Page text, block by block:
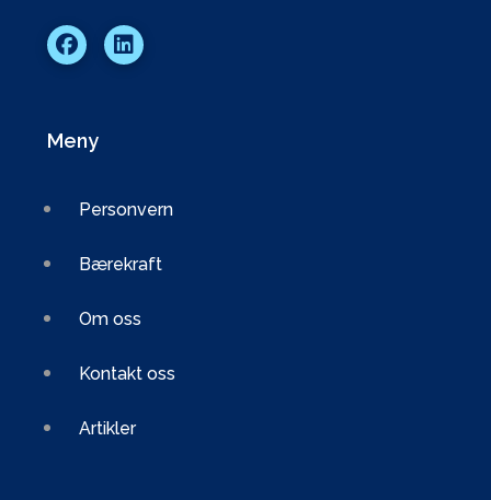
Meny
Personvern
Bærekraft
Om oss
Kontakt oss
Artikler